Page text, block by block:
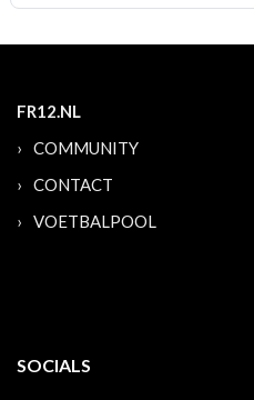
FR12.NL
COMMUNITY
CONTACT
VOETBALPOOL
SOCIALS